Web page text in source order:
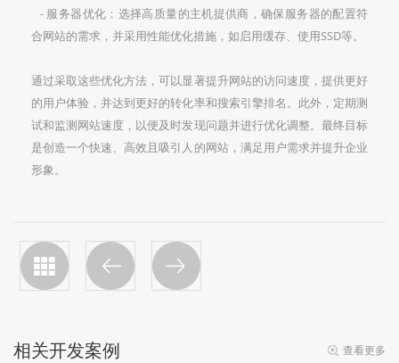
- 服务器优化：选择高质量的主机提供商，确保服务器的配置符
合网站的需求，并采用性能优化措施，如启用缓存、使用SSD等。
通过采取这些优化方法，可以显著提升网站的访问速度，提供更好
的用户体验，并达到更好的转化率和搜索引擎排名。此外，定期测
试和监测网站速度，以便及时发现问题并进行优化调整。最终目标
是创造一个快速、高效且吸引人的网站，满足用户需求并提升企业
形象。
相关开发案例 查看更多